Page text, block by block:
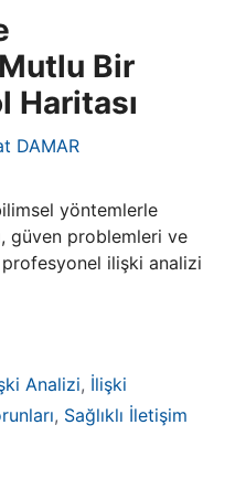
Mutlu Bir
Haritası
DAMAR
yöntemlerle
güven problemleri ve
ilişki analizi
Analizi, İlişki
, Sağlıklı İletişim